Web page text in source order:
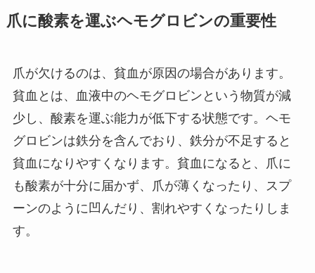
爪に酸素を運ぶヘモグロビンの重要性
爪が欠けるのは、貧血が原因の場合があります。
貧血とは、血液中のヘモグロビンという物質が減
少し、酸素を運ぶ能力が低下する状態です。ヘモ
グロビンは鉄分を含んでおり、鉄分が不足すると
貧血になりやすくなります。貧血になると、爪に
も酸素が十分に届かず、爪が薄くなったり、スプ
ーンのように凹んだり、割れやすくなったりしま
す。